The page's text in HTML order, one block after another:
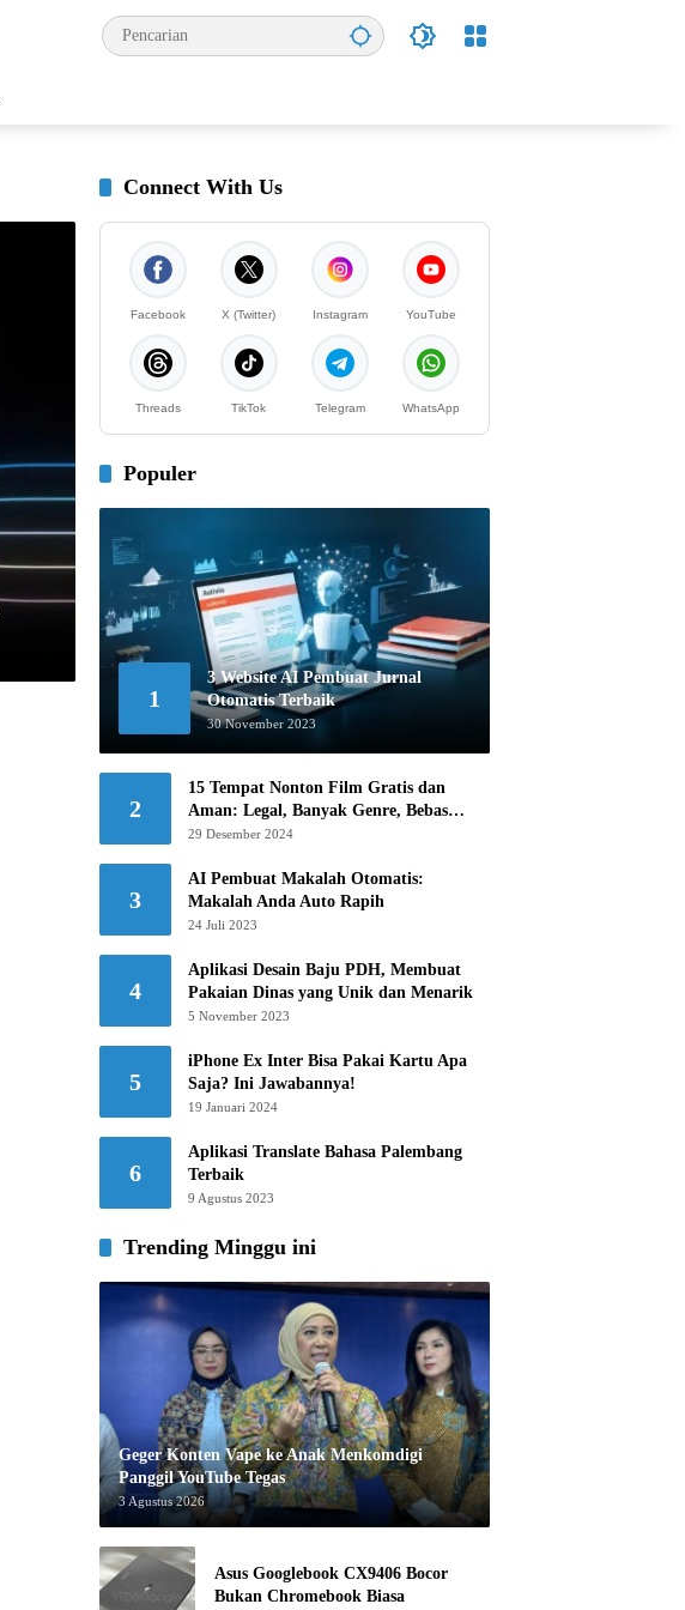
Connect With Us
Facebook X (Twitter) Instagram YouTube
Threads TikTok Telegram WhatsApp
Populer
1
3 Website AI Pembuat Jurnal
Otomatis Terbaik
30 November 2023
2
15 Tempat Nonton Film Gratis dan
Aman: Legal, Banyak Genre, Bebas
Khawatir!
29 Desember 2024
3
AI Pembuat Makalah Otomatis:
Makalah Anda Auto Rapih
24 Juli 2023
4
Aplikasi Desain Baju PDH, Membuat
Pakaian Dinas yang Unik dan Menarik
5 November 2023
5
iPhone Ex Inter Bisa Pakai Kartu Apa
Saja? Ini Jawabannya!
19 Januari 2024
6
Aplikasi Translate Bahasa Palembang
Terbaik
9 Agustus 2023
Trending Minggu ini
Geger Konten Vape ke Anak Menkomdigi
Panggil YouTube Tegas
3 Agustus 2026
Asus Googlebook CX9406 Bocor
Bukan Chromebook Biasa